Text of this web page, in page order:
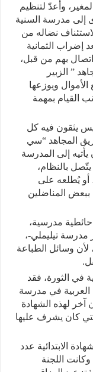
وأعدّ لتنظيم
إلى مدرسة السنية
نضاله من
إضراب الثمانية
اتصال بهم من قبل،
” الزبير
ويوزعها
القيام بمهمة
يثقون فيه كل
المجاهد “سي
إلى المدرسة
يتّصل بالنظام،
أو يُطلعه على
ببعض المناضلين
مدرسية،
مدرسة تيليملي-،
لأن وسائل الطباعة
في الثورة، فقد
العربية في مدرسة
آخر لهذه الشهادة
كان يشرف عليها
الشهادة الابتدائية عدد
وكانت اللجنة